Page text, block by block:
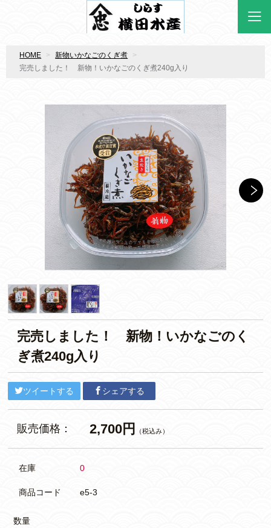
HOME
新物いかなごのくぎ煮
完売しました！ 新物！いかなごのくぎ煮240g入り
完売しました！ 新物！いかなごのく
ぎ煮240g入り
ツイートする シェアする
販売価格： 2,700円 （税込み）
在庫 0
商品コード e5-3
数量